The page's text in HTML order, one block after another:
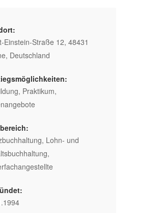
Einstein-Straße 12, 48431
Deutschland
Praktikum,
Lohn- und